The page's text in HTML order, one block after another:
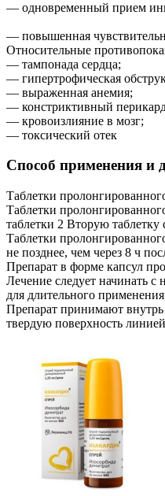
— одновременный прием
— повышенная
Относительные
— тампонада сердца;
— гипертрофическая
— выраженная анемия;
— констриктивный
— кровоизлияние в мозг;
— токсический отек
Способ применения и
Таблетки
Таблетки
таблетки 2 Вторую таблетку
Таблетки
не позднее, чем через 8 ч
Препарат в форме капсул
Лечение следует начинать
для длительного
Препарат принимают
твердую поверхность